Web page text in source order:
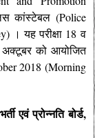
कांस्टेबल (Police
। यह परीक्षा 18 व
को आयोजित
2018 (Morning
एवं प्रोन्नति बोर्ड,